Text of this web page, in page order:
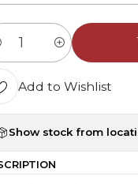
Add to Wishlist
Show stock from